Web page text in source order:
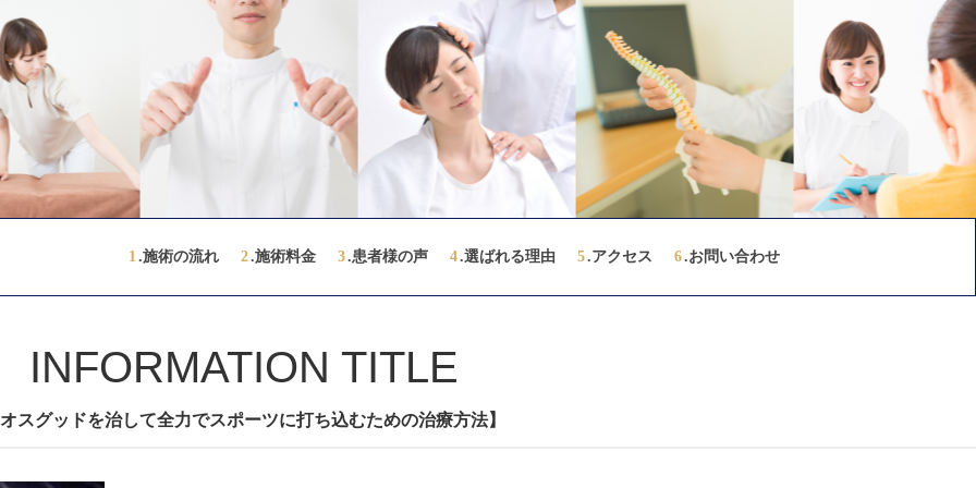
1.施術の流れ 2.施術料金 3.患者様の声 4.選ばれる理由 5.アクセス 6.お問い合わせ
INFORMATION TITLE
スグッドを治して全力でスポーツに打ち込むための治療方法】